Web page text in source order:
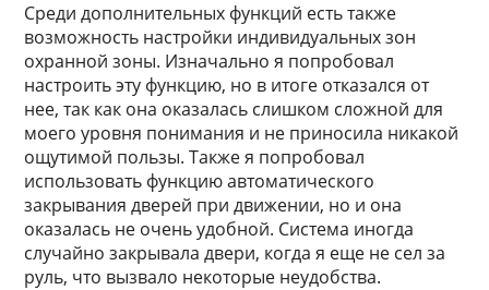
Среди дополнительных функций есть также
возможность настройки индивидуальных зон
охранной зоны. Изначально я попробовал
настроить эту функцию, но в итоге отказался от
нее, так как она оказалась слишком сложной для
моего уровня понимания и не приносила никакой
ощутимой пользы. Также я попробовал
использовать функцию автоматического
закрывания дверей при движении, но и она
оказалась не очень удобной. Система иногда
случайно закрывала двери, когда я еще не сел за
руль, что вызвало некоторые неудобства.